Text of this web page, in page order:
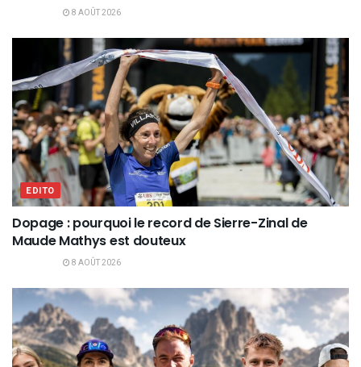
8 AOÛT 2026
EDITO
Dopage : pourquoi le record de Sierre-Zinal de
Maude Mathys est douteux
8 AOÛT 2026